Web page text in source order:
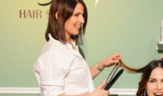
Stress
comment